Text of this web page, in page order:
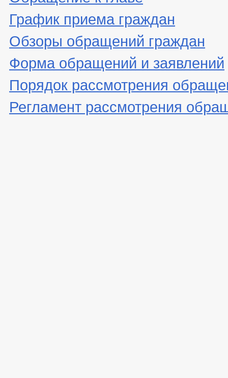
График приема граждан
Обзоры обращений граждан
Форма обращений и заявлений
Порядок рассмотрения
Регламент рассмотрения